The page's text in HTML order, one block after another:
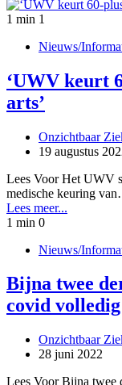
1 min 1
Nieuws/
‘UWV keurt
arts’
Onzichtbaar
19 augustus
Lees Voor Het UWV
medische keuring
Lees meer...
1 min 0
Nieuws/
Bijna twee
covid
Onzichtbaar
28 juni 2022
Lees Voor Bijna twee